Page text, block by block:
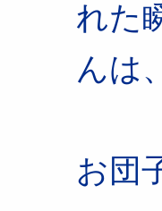
れた
んは
お団